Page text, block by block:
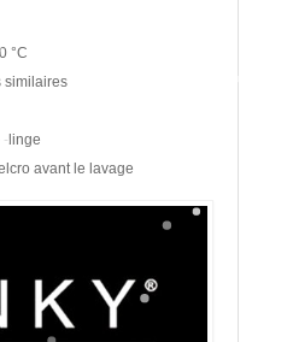
°C
similaires
-linge
avant le lavage